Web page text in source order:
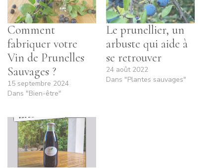
Comment
fabriquer votre
Vin de Prunelles
Sauvages ?
15 septembre 2024
Dans "Bien-être"
Le prunellier, un
arbuste qui aide à
se retrouver
24 août 2022
Dans "Plantes sauvages"